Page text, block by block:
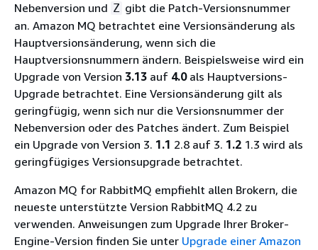
Nebenversion und Z gibt die Patch-Versionsnummer
an. Amazon MQ betrachtet eine Versionsänderung als
Hauptversionsänderung, wenn sich die
Hauptversionsnummern ändern. Beispielsweise wird ein
Upgrade von Version 3.13 auf 4.0als Hauptversions-
Upgrade betrachtet. Eine Versionsänderung gilt als
geringfügig, wenn sich nur die Versionsnummer der
Nebenversion oder des Patches ändert. Zum Beispiel
ein Upgrade von Version 3. 1.1 2.8 auf 3. 1.2 1.3 wird als
geringfügiges Versionsupgrade betrachtet.
Amazon MQ for RabbitMQ empfiehlt allen Brokern, die
neueste unterstützte Version RabbitMQ 4.2 zu
verwenden. Anweisungen zum Upgrade Ihrer Broker-
Engine-Version finden Sie unter Upgrade einer Amazon